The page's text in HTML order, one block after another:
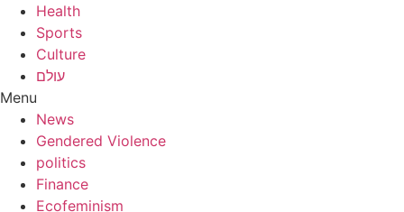
Health
Sports
Culture
עולם
Menu
News
Gendered Violence
politics
Finance
Ecofeminism